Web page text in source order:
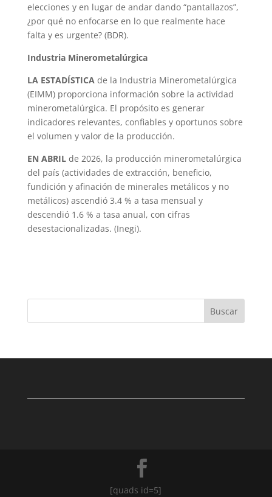
elecciones y en lugar de andar dando “pantallazos”,
¿por qué no enfocarse en lo que realmente hace
falta y es urgente? (BDR).
Industria Minerometalúrgica
LA ESTADÍSTICA de la Industria Minerometalúrgica
(EIMM) proporciona información sobre la actividad
minerometalúrgica. El propósito es generar
indicadores relevantes, confiables y oportunos sobre
el volumen y valor de la producción.
EN ABRIL de 2026, la producción minerometalúrgica
del país (actividades de extracción, beneficio,
fundición y afinación de minerales metálicos y no
metálicos) ascendió 3.4 % a tasa mensual y
descendió 1.6 % a tasa anual, con cifras
desestacionalizadas. (Inegi).
Buscar
[quads id=5]